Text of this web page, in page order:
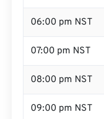
06:00 pm NST
07:00 pm NST
08:00 pm NST
09:00 pm NST